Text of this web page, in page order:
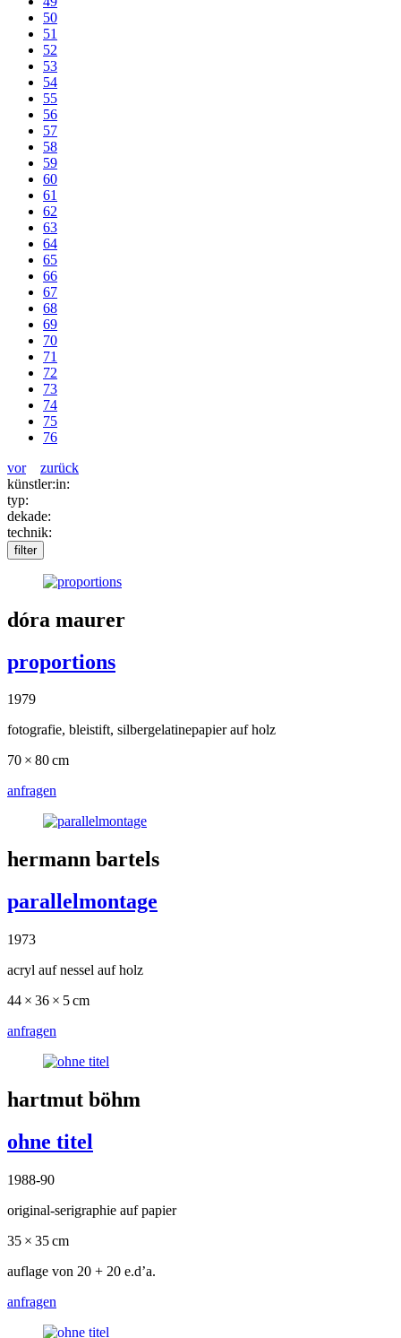
50
51
52
53
54
55
56
57
58
59
60
61
62
63
64
65
66
67
68
69
70
71
72
73
74
75
76
vor
zurück
künstler:in:
typ:
dekade:
technik:
filter
dóra maurer
proportions
1979
fotografie, bleistift, silbergelatinepapier auf holz
70 × 80 cm
anfragen
hermann bartels
parallelmontage
1973
acryl auf nessel auf holz
44 × 36 × 5 cm
anfragen
hartmut böhm
ohne titel
1988-90
original-serigraphie auf papier
35 × 35 cm
auflage von 20 + 20 e.d’a.
anfragen